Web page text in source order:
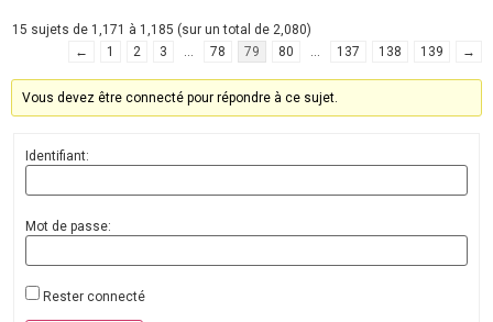
15 sujets de 1,171 à 1,185 (sur un total de 2,080)
←
1 2 3 … 78 79 80 … 137 138 139 →
Vous devez être connecté pour répondre à ce sujet.
Identifiant:
Mot de passe:
Rester connecté